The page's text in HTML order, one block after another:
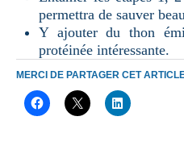
permettra de sauver
Y ajouter du thon
protéinée intéressante.
MERCI DE PARTAGER CET